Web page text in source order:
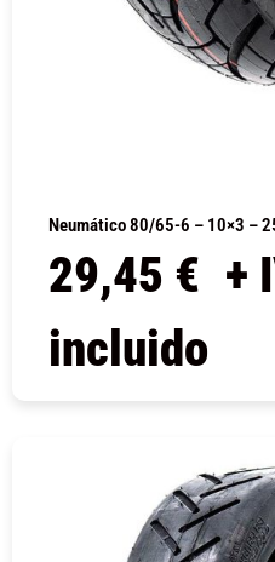
Neumático 80/65-6 – 10×3 –
29,45 € +
incluido